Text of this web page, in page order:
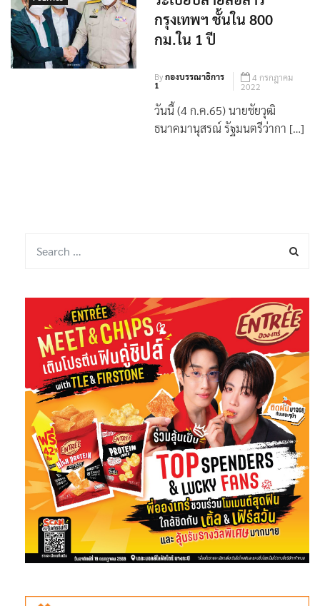
POLITICS
‘ชัยวุฒิ-ชัชชาติ’ ตั้งเป้าจัด
ระเบียบสายสื่อสาร
กรุงเทพฯ ชั้นใน 800
กม.ใน 1 ปี
Byกองบรรณาธิการ
1
4 กรกฎาคม
2022
วันนี้ (4 ก.ค.65) นายชัยวุฒิ